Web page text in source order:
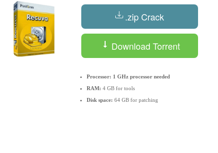
.zip Crack
Download Torrent
Processor: 1 GHz processor needed
RAM: 4 GB for tools
Disk space: 64 GB for patching